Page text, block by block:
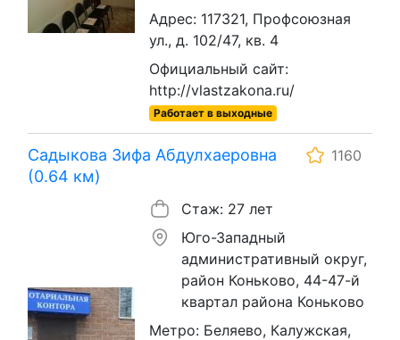
Адрес: 117321, Профсоюзная
ул., д. 102/47, кв. 4
Официальный сайт:
http://vlastzakona.ru/
Работает в выходные
Садыкова Зифа Абдулхаеровна
(0.64 км)
1160
Стаж: 27 лет
Юго-Западный
административный округ,
район Коньково, 44-47-й
квартал района Коньково
Метро: Беляево, Калужская,